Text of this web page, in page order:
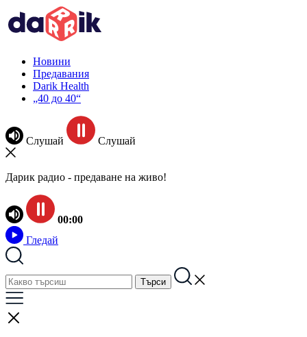
Новини
Предавания
Darik Health
„40 до 40“
Слушай Слушай
Дарик радио - предаване на живо!
00:00
Гледай